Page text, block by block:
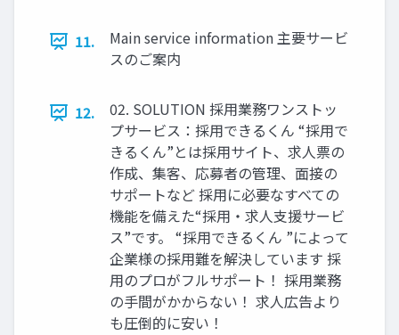
11.
Main service information 主要サービ
スのご案内
12.
02. SOLUTION 採⽤業務ワンストッ
プサービス：採⽤できるくん “採⽤で
きるくん”とは採⽤サイト、求⼈票の
作成、集客、応募者の管理、⾯接の
サポートなど 採⽤に必要なすべての
機能を備えた“採⽤‧求⼈⽀援サービ
ス”です。 “採用できるくん ”によって
企業様の採用難を解決しています 採
⽤のプロがフルサポート！ 採⽤業務
の⼿間がかからない！ 求⼈広告より
も圧倒的に安い！